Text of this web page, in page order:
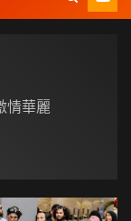
情華麗